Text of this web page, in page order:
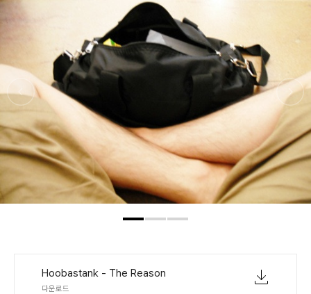
Hoobastank - The Reason
다운로드